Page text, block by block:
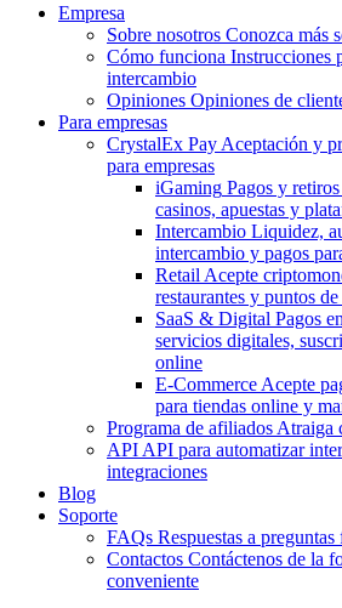
Empresa
Sobre nosotros Conozca más
Cómo funciona Instrucciones
intercambio
Opiniones Opiniones de
Para empresas
CrystalEx Pay Aceptación y
para empresas
iGaming Pagos y
casinos, apuestas y
Intercambio Liquidez,
intercambio y pagos
Retail Acepte
restaurantes y puntos
SaaS & Digital Pagos
servicios digitales,
online
E-Commerce Acepte
para tiendas online y
Programa de afiliados Atraiga
API API para automatizar
integraciones
Blog
Soporte
FAQs Respuestas a preguntas
Contactos Contáctenos de la
conveniente